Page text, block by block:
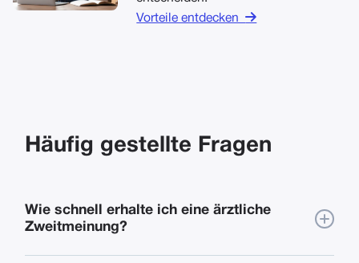
Vorteile entdecken
Häufig gestellte Fragen
Wie schnell erhalte ich eine ärztliche
Zweitmeinung?